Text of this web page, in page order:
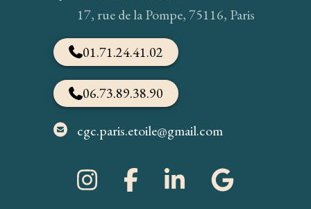
17, rue de la Pompe, 75116, Paris
01.71.24.41.02
06.73.89.38.90
cgc.paris.etoile@gmail.com